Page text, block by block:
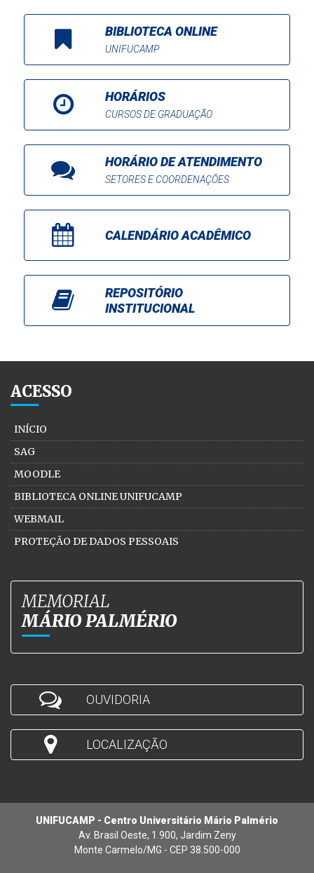
BIBLIOTECA ONLINE
UNIFUCAMP
HORÁRIOS
CURSOS DE GRADUAÇÃO
HORÁRIO DE ATENDIMENTO
SETORES E COORDENAÇÕES
CALENDÁRIO ACADÊMICO
REPOSITÓRIO
INSTITUCIONAL
ACESSO
INÍCIO
SAG
MOODLE
BIBLIOTECA ONLINE UNIFUCAMP
WEBMAIL
PROTEÇÃO DE DADOS PESSOAIS
MEMORIAL
MÁRIO PALMÉRIO
OUVIDORIA
LOCALIZAÇÃO
UNIFUCAMP - Centro Universitário Mário Palmério
Av. Brasil Oeste, 1.900, Jardim Zeny
Monte Carmelo/MG - CEP 38.500-000